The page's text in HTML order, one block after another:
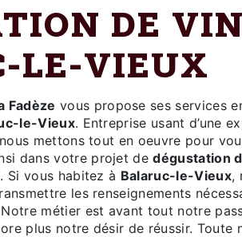
LE-VIEUX
Fadèze vous propose ses services
le-Vieux. Entreprise usant d’une
mettons tout en oeuvre pour
dans votre projet dedégustation
Si vous habitez à Balaruc-le-Vieux,
les renseignements
métier est avant tout notre
plus notre désir de réussir. Toute